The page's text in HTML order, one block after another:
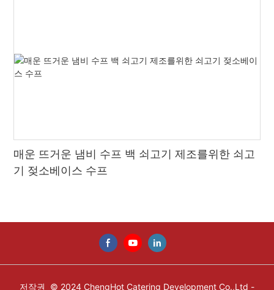
매운 뜨거운 냄비 수프 백 쇠고기 제조를위한 쇠고
기 젖소베이스 수프
저작권 © 2024 ChengHot Catering Development Co.,Ltd -